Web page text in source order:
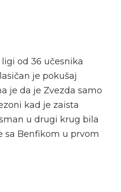
od 36 učesnika
je pokušaj
je da je Zvezda samo
kad je zaista
u drugi krug bila
sa Benfikom u prvom